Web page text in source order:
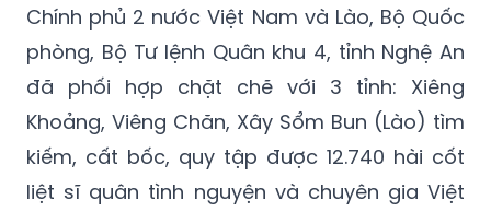
Chính phủ 2 nước Việt Nam và Lào, Bộ Quốc
phòng, Bộ Tư lệnh Quân khu 4, tỉnh Nghệ An
đã phối hợp chặt chẽ với 3 tỉnh: Xiêng
Khoảng, Viêng Chăn, Xây Sổm Bun (Lào) tìm
kiếm, cất bốc, quy tập được 12.740 hài cốt
liệt sĩ quân tình nguyện và chuyên gia Việt